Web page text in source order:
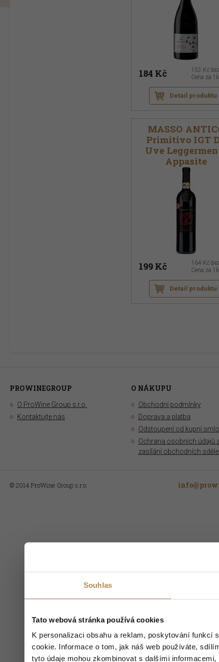
Souhlas
Tato webová stránka používá cookies
K personalizaci obsahu a reklam, poskytování
cookie. Informace o tom, jak náš web používáte,
tyto údaje mohou zkombinovat s dalšími
184 Kč 152 Kč
Cena za
Detail produktu
MASSO
Primitivo IGT
Uve
Appasite
199 Kč 164 Kč
Cena za
Detail produktu
PROWINEGROUP
O ProWine Group s.r.o.
Kontaktujte nás
O NÁKUPU
Obchodní podmínky
Doprava a platba
Odstoupení od kupní
Ochrana osobních údajů
zasílání obchodních
© 2014 ProWine Group s.r.o.